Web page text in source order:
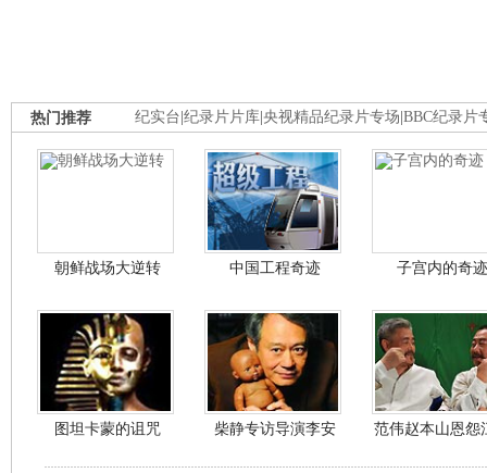
纪实台 纪录片片库 央视精品纪录片专场 BBC纪录片
热门推荐
朝鲜战场大逆转 中国工程奇迹 子宫内的奇迹
图坦卡蒙的诅咒 柴静专访导演李安 范伟赵本山恩怨